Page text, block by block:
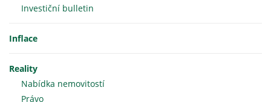
Investiční bulletin
Inflace
Reality
Nabídka nemovitostí
Právo